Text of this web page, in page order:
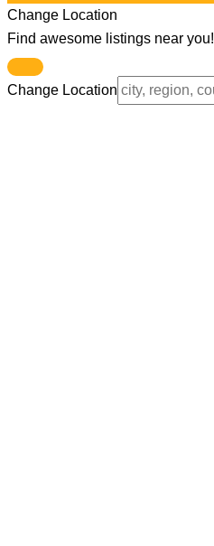
Change Location
Find awesome listings near you!
Change Location